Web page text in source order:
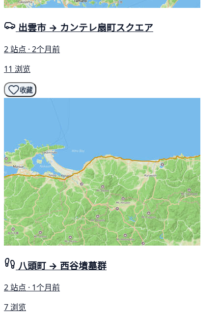
出雲市 → カンテレ扇町スクエア
2 站点 · 2个月前
11 浏览
收藏
八頭町 → 西谷墳墓群
2 站点 · 1个月前
7 浏览